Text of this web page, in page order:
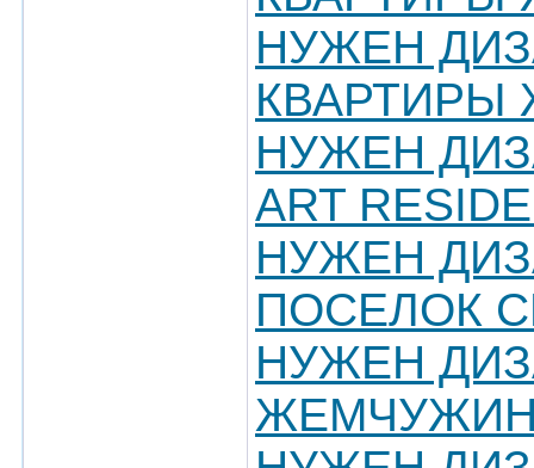
НУЖЕН
КВАРТИРЫ
НУЖЕН
ART
НУЖЕН
ПОСЕЛОК
НУЖЕН